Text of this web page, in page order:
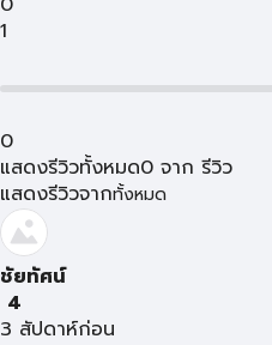
1
0
แสดงรีวิวทั้งหมด0 จาก รีวิว
แสดงรีวิวจากทั้งหมด
ชัยทัศน์
4
3 สัปดาห์ก่อน